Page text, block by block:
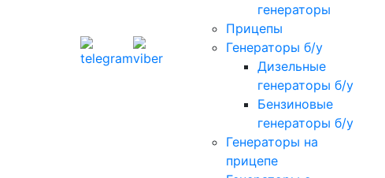
генераторы
Прицепы
Генераторы б/у
Дизельные
генераторы б/у
Бензиновые
генераторы б/у
Генераторы на
прицепе